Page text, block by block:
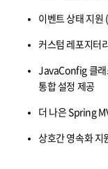
이벤트 상태 지원
커스텀 레포지터
JavaConfig 클래
통합 설정 제공
더 나은 Spring
상호간 영속화